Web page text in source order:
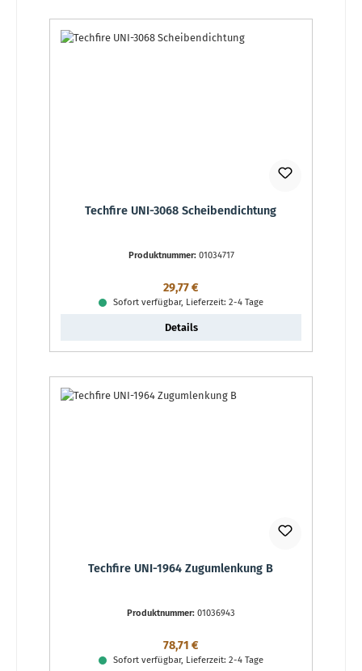
Techfire UNI-3068 Scheibendichtung
Produktnummer: 01034717
Regulärer Preis:
29,77 €
Sofort verfügbar, Lieferzeit: 2-4 Tage
Details
Techfire UNI-1964 Zugumlenkung B
Produktnummer: 01036943
Regulärer Preis:
78,71 €
Sofort verfügbar, Lieferzeit: 2-4 Tage